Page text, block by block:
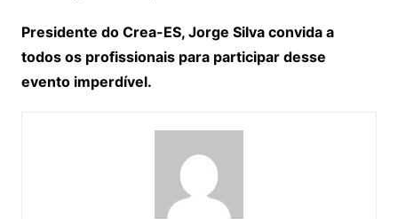
Presidente do Crea-ES, Jorge Silva convida a
todos os profissionais para participar desse
evento imperdível.